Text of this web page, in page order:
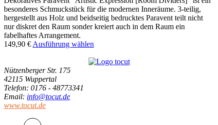
besonderes Schmuckstück für die modernen Inneräume. 3-teilig,
hergestellt aus Holz und beidseitig bedrucktes Paravent teilt nicht
nur diskret den Raum sonder kreiert auch in dem Raum ein
fabelhaftes Arrangement.
149,90 € Ausführung wählen
Nützenberger Str. 175
42115 Wuppertal
Telefon: 0176 - 48773341
Email: info@tocut.de
www.tocut.de